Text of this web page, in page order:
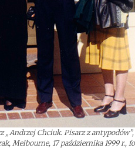
„Andrzej Chciuk. Pisarz z
Melbourne, 17 października 1999 r.,